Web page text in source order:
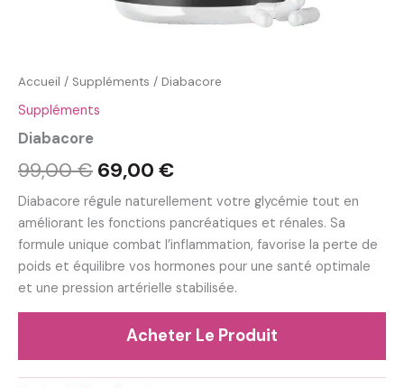
Accueil / Suppléments / Diabacore
Suppléments
Diabacore
99,00€ Le
prix
initial
était :
99,00 €.
69,00 €Le
prix
actuel
est :
69,00 €.
Diabacore régule naturellement votre glycémie tout en
améliorant les fonctions pancréatiques et rénales. Sa
formule unique combat l’inflammation, favorise la perte de
poids et équilibre vos hormones pour une santé optimale
et une pression artérielle stabilisée.
Acheter Le Produit